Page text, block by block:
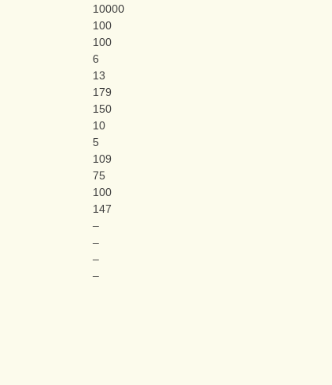
10000
100
100
6
13
179
150
10
5
109
75
100
147
–
–
–
–